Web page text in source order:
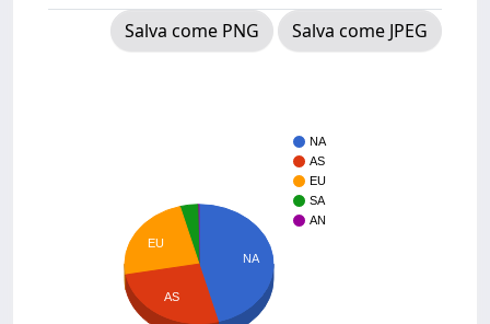
Salva come PNG
Salva come JPEG
NA
AS
EU
SA
AN
NA
EU
AS